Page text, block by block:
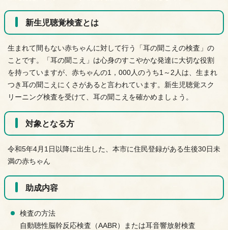
新生児聴覚検査とは
生まれて間もない赤ちゃんに対して行う「耳の聞こえの検査」の
ことです。「耳の聞こえ」は心身のすこやかな発達に大切な役割
を持っていますが、赤ちゃんの1，000人のうち1～2人は、生まれ
つき耳の聞こえにくさがあると言われています。新生児聴覚スク
リーニング検査を受けて、耳の聞こえを確かめましょう。
対象となる方
令和5年4月1日以降に出生した、本市に住民登録がある生後30日未
満の赤ちゃん
助成内容
検査の方法
自動聴性脳幹反応検査（AABR）または耳音響放射検査